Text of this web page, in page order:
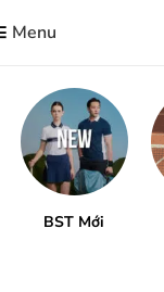
Menu
BST Mới